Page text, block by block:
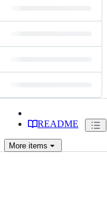
README
More items